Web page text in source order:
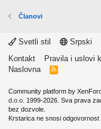
Članovi
Svetli stil
Srpski
Kontakt
Pravila i uslovi
Naslovna
R
Community platform by
d.o.o. 1999-2026. Sva prava
bez dozvole.
Krstarica ne snosi odgovornost